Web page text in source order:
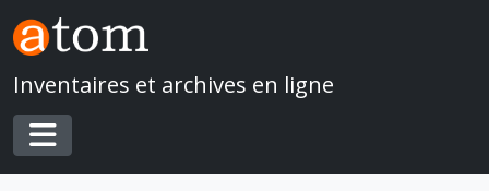
Skip to main content
Inventaires et archives en ligne
Toggle navigation